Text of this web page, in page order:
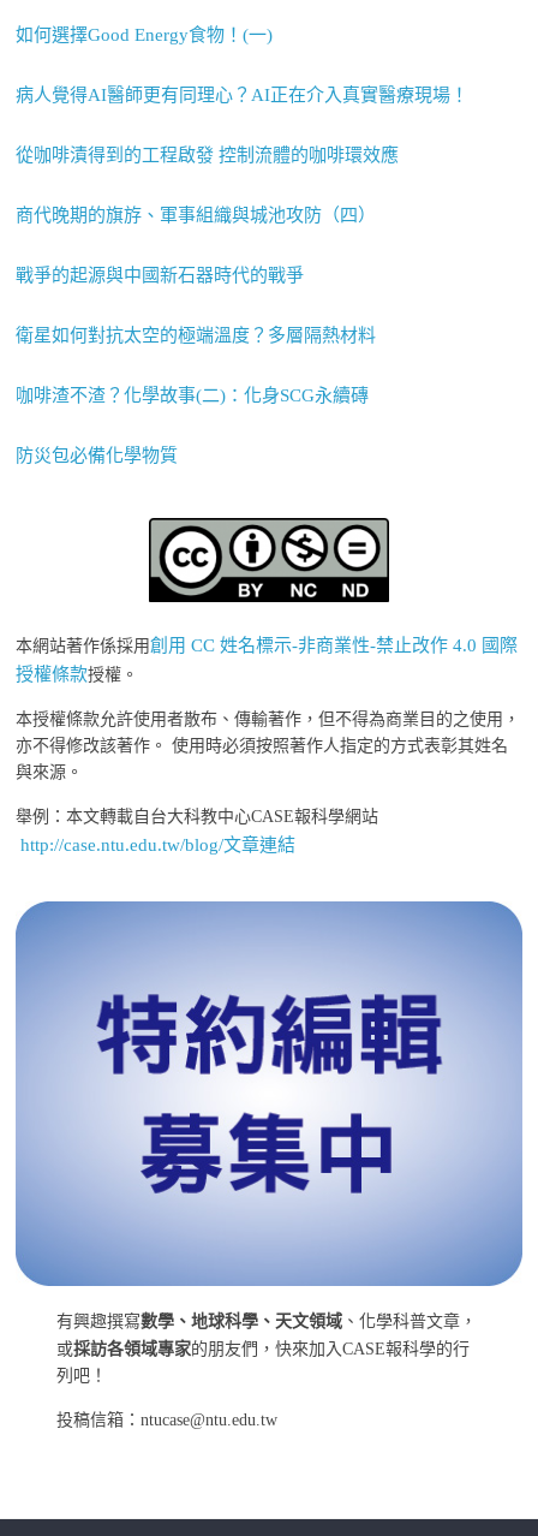
如何選擇Good Energy食物！(一)
病人覺得AI醫師更有同理心？AI正在介入真實醫療現場！
從咖啡漬得到的工程啟發 控制流體的咖啡環效應
商代晚期的旗斿、軍事組織與城池攻防（四）
戰爭的起源與中國新石器時代的戰爭
衛星如何對抗太空的極端溫度？多層隔熱材料
咖啡渣不渣？化學故事(二)：化身SCG永續磚
防災包必備化學物質
本網站著作係採用創用 CC 姓名標示-非商業性-禁止改作 4.0 國際
授權條款授權。
本授權條款允許使用者散布、傳輸著作，但不得為商業目的之使用，
亦不得修改該著作。 使用時必須按照著作人指定的方式表彰其姓名
與來源。
舉例：本文轉載自台大科教中心CASE報科學網站
http://case.ntu.edu.tw/blog/文章連結
有興趣撰寫數學、地球科學、天文領域 、化學科普文章，
或採訪各領域專家的朋友們，快來加入CASE報科學的行
列吧！
投稿信箱：ntucase@ntu.edu.tw